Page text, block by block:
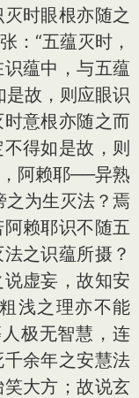
时眼根亦随之
：“五蕴灭时，
蕴中，与五蕴
是故，则应眼识
意根亦随之而
得如是故，则
阿赖耶──异熟
为生灭法？焉
赖耶识不随五
之识蕴所摄？
虚妄，故知安
浅之理亦不能
极无智慧，连
余年之安慧法
大方；故说玄